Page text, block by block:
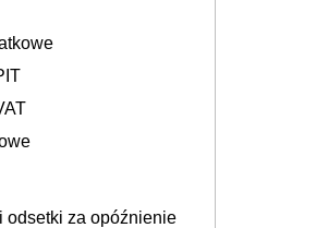
odsetki za opóźnienie